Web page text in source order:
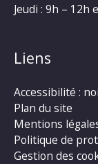
Jeudi : 9h – 12h
Liens
Accessibilité :
Plan du site
Mentions
Politique de
Gestion des